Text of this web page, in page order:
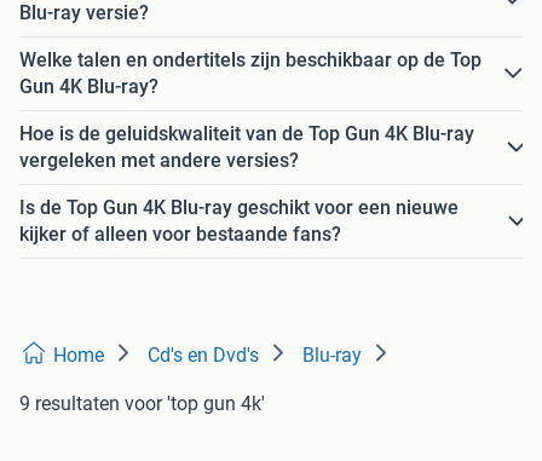
Blu-ray versie?
Welke talen en ondertitels zijn beschikbaar op de Top
Gun 4K Blu-ray?
Hoe is de geluidskwaliteit van de Top Gun 4K Blu-ray
vergeleken met andere versies?
Is de Top Gun 4K Blu-ray geschikt voor een nieuwe
kijker of alleen voor bestaande fans?
Home Cd's en Dvd's Blu-ray
9 resultaten voor 'top gun 4k'